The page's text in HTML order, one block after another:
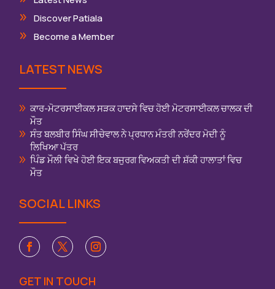
Discover Patiala
Become a Member
LATEST NEWS
ਕਾਰ-ਮੋਟਰਸਾਈਕਲ ਸੜਕ ਹਾਦਸੇ ਵਿਚ ਹੋਈ ਮੋਟਰਸਾਈਕਲ ਚਾਲਕ ਦੀ
ਮੌਤ
ਸੰਤ ਬਲਬੀਰ ਸਿੰਘ ਸੀਚੇਵਾਲ ਨੇ ਪ੍ਰਧਾਨ ਮੰਤਰੀ ਨਰੇਂਦਰ ਮੋਦੀ ਨੂੰ
ਲਿਖਿਆ ਪੱਤਰ
ਪਿੰਡ ਮੌਲੀ ਵਿਖੇ ਹੋਈ ਇਕ ਬਜੁਰਗ ਵਿਅਕਤੀ ਦੀ ਸ਼ੱਕੀ ਹਾਲਾਤਾਂ ਵਿਚ
ਮੌਤ
SOCIAL LINKS
GET IN TOUCH